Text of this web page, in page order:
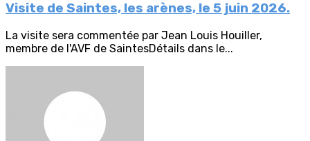
Visite de Saintes, les arènes, le 5 juin 2026.
La visite sera commentée par Jean Louis Houiller,
membre de l'AVF de SaintesDétails dans le...